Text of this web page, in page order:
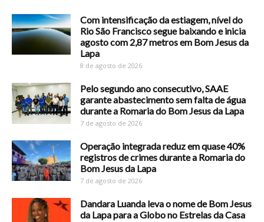
Com intensificação da estiagem, nível do
Rio São Francisco segue baixando e inicia
agosto com 2,87 metros em Bom Jesus da
Lapa
8 de agosto de 2026
Pelo segundo ano consecutivo, SAAE
garante abastecimento sem falta de água
durante a Romaria do Bom Jesus da Lapa
7 de agosto de 2026
Operação integrada reduz em quase 40%
registros de crimes durante a Romaria do
Bom Jesus da Lapa
7 de agosto de 2026
Dandara Luanda leva o nome de Bom Jesus
da Lapa para a Globo no Estrelas da Casa